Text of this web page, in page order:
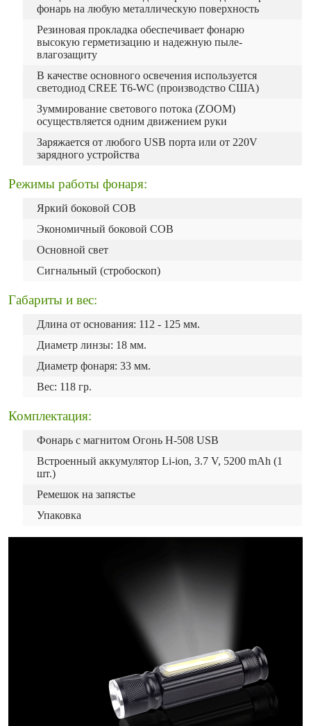
фонарь на любую металлическую поверхность
Резиновая прокладка обеспечивает фонарю
высокую герметизацию и надежную пыле-
влагозащиту
В качестве основного освечения используется
светодиод CREE T6-WC (производство США)
Зуммирование светового потока (ZOOM)
осуществляется одним движением руки
Заряжается от любого USB порта или от 220V
зарядного устройства
Режимы работы фонаря:
Яркий боковой COB
Экономичный боковой COB
Основной свет
Сигнальный (стробоскоп)
Габариты и вес:
Длина от основания: 112 - 125 мм.
Диаметр линзы: 18 мм.
Диаметр фонаря: 33 мм.
Вес: 118 гр.
Комплектация:
Фонарь с магнитом Огонь H-508 USB
Встроенный аккумулятор Li-ion, 3.7 V, 5200 mAh (1
шт.)
Ремешок на запястье
Упаковка